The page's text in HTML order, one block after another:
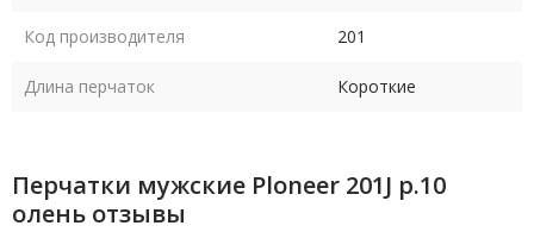
Код производителя 201
Длина перчаток Короткие
Перчатки мужские Ploneer 201J р.10
олень отзывы